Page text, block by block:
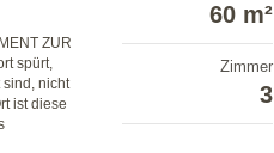
ZUR
spürt,
sind, nicht
ist diese
60 m²
Zimmer
3